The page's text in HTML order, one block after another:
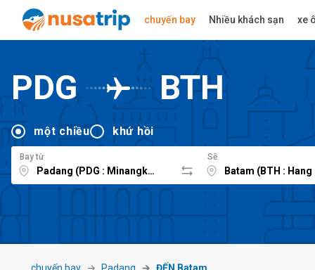
chuyến bay Nhiều khách sạn xe
PDG BTH
một chiều khứ hồi
Bay từ Sẽ